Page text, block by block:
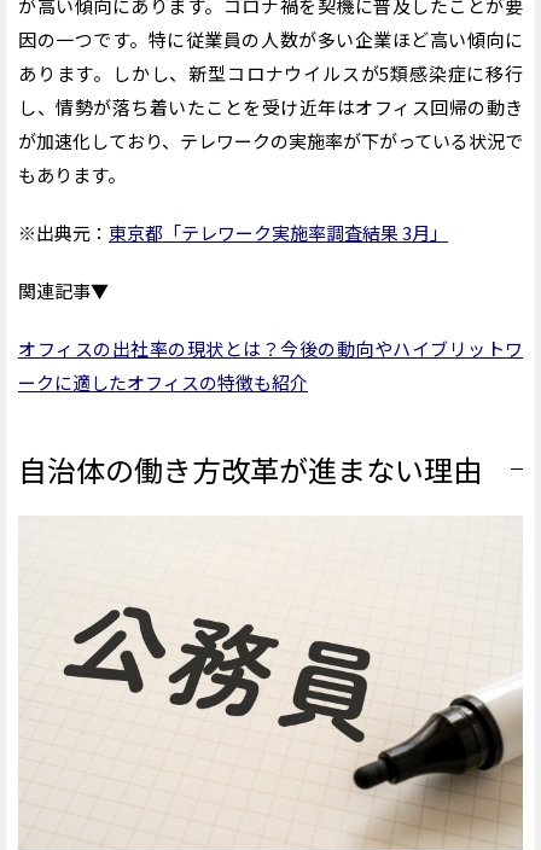
因の一つです。特に従業員の人数が多い企業ほど高い傾向に
あります。しかし、新型コロナウイルスが5類感染症に移行
し、情勢が落ち着いたことを受け近年はオフィス回帰の動き
が加速化しており、テレワークの実施率が下がっている状況で
もあります。
※出典元： 東京都「テレワーク実施率調査結果 3月」
関連記事▼
オフィスの出社率の現状とは？今後の動向やハイブリットワ
ークに適したオフィスの特徴も紹介
自治体の働き方改革が進まない理由